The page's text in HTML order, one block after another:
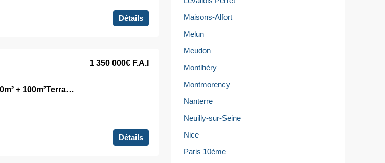
Détails
Duplex T6, Exceptionnel, 130m² + 100m²Terrasse
1 350 000€ F.A.I
Détails
Maisons-Alfort
Melun
Meudon
Montlhéry
Montmorency
Nanterre
Neuilly-sur-Seine
Nice
Paris 10ème